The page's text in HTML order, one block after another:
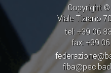
Copyright
Viale Tiziano
tel: +39 06
fax: +39